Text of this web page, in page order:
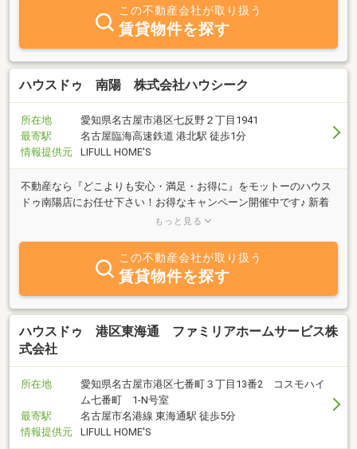
この不動産会社が取り扱う
賃貸物件を探す
ハウスドゥ 南陽 株式会社ハウシーク
所在地
愛知県名古屋市港区七反野２丁目1941
最寄駅
名古屋臨海高速鉄道 港北駅 徒歩1分
情報提供元
LIFULL HOME'S
不動産なら『どこよりも安心・満足・お得に』をモットーのハウス
ドゥ南陽店にお任せ下さい！お得なキャンペーン開催中です♪ 新着
情報・未公開情報も多数あります！ お探しの条件、お聞かせくださ
もっと見る
この不動産会社が取り扱う
賃貸物件を探す
ハウスドゥ 港区東海通 ファミリアホームサービス株
式会社
所在地
愛知県名古屋市港区七番町３丁目13番2 コスモハイ
ム七番町 1-N号室
最寄駅
名古屋市名港線 東海通駅 徒歩5分
情報提供元
LIFULL HOME'S